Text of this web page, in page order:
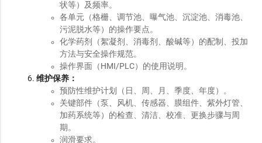
状等）及频率。
各单元（格栅、调节池、曝气池、沉淀池、消毒池、
污泥脱水等）的操作要点。
化学药剂（絮凝剂、消毒剂、酸碱等）的配制、投加
方法与安全操作规范。
操作界面（HMI/PLC）的使用说明。
维护保养：
预防性维护计划（日、周、月、季度、年度）。
关键部件（泵、风机、传感器、膜组件、紫外灯管、
加药系统等）的检查、清洁、校准、更换步骤与周
期。
润滑要求。